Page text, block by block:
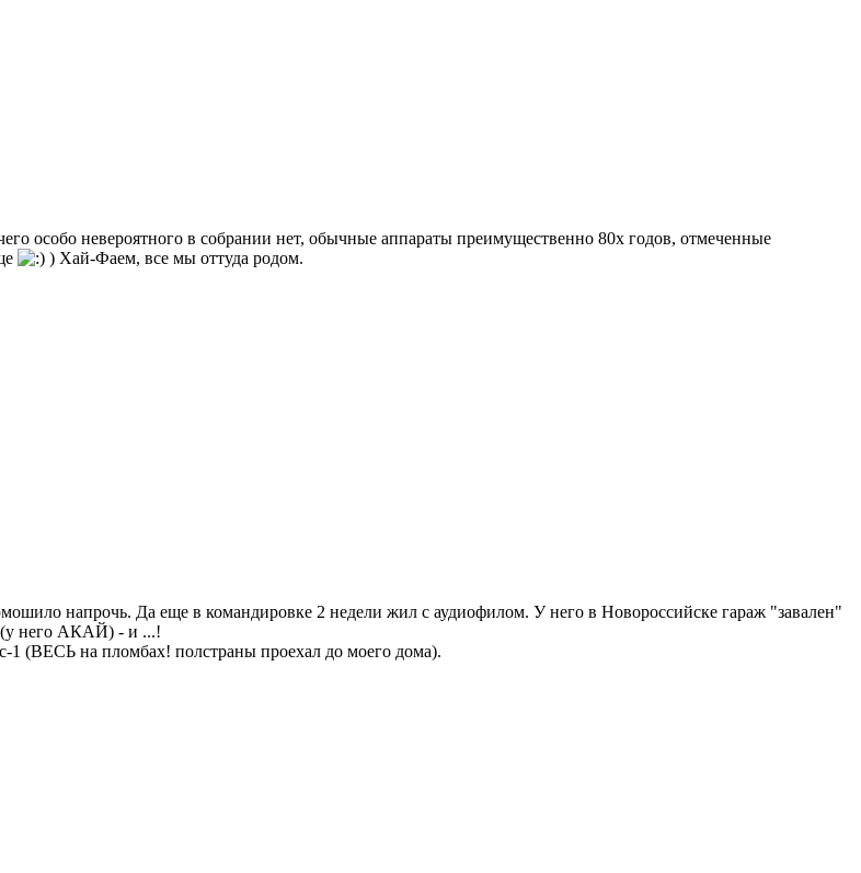
особо невероятного в собрании нет, обычные аппараты преимущественно 80х годов, отмеченные
) Хай-Фаем, все мы оттуда родом.
напрочь. Да еще в командировке 2 недели жил с аудиофилом. У него в Новороссийске гараж "завален"
(у него АКАЙ) - и ...!
1 (ВЕСЬ на пломбах! полстраны проехал до моего дома).